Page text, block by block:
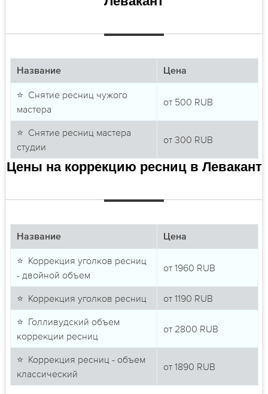
Название Цена
⭐ Снятие ресниц чужого
мастера
от 500 RUB
⭐ Снятие ресниц мастера
студии
от 300 RUB
Цены на коррекцию ресниц в Левакант
Название Цена
⭐ Коррекция уголков ресниц
- двойной объем
от 1960 RUB
⭐ Коррекция уголков ресниц от 1190 RUB
⭐ Голливудский объем
коррекции ресниц
от 2800 RUB
⭐ Коррекция ресниц - объем
классический
от 1890 RUB